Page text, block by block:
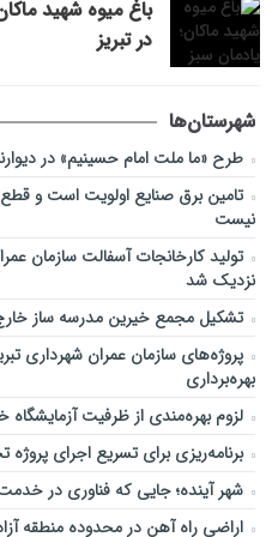
باغ میوه شهید
در تبریز
شهرستان‌ها
طرح «ما ملت امام حسینیم» در
تامین برق صنایع اولویت است و
نیست
نزدیک شد
تشکیل مجمع خیرین مدرسه ‌ساز خارج
پروژه‌های سازمان عمران شهرداری
بهره‌برداری
لزوم بهره‌مندی از ظرفیت
برنامه‌ریزی برای تسریع اجرای
شهر آینده؛ جایی که فناوری در
اراضی راه آهن در محدوده منطقه